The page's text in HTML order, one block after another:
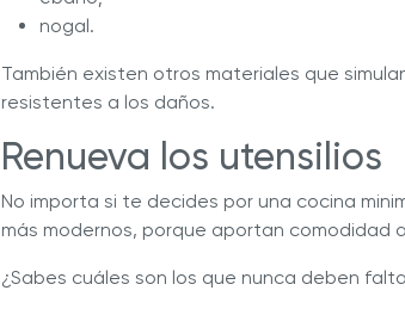
nogal.
También existen otros materiales que
resistentes a los daños.
Renueva los utensilios
No importa si te decides por una cocina
más modernos, porque aportan comodidad
¿Sabes cuáles son los que nunca deben